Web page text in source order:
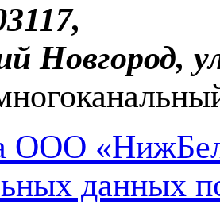
Новгород,
ООО
данных